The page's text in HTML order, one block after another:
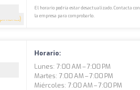
El horario podría estar desactualizado. Contacta con
la empresa para comprobarlo.
Horario:
Lunes: 7:00 AM – 7:00 PM
Martes: 7:00 AM – 7:00 PM
Miércoles: 7:00 AM – 7:00 PM